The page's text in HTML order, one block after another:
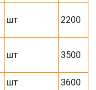
шт 2200
шт 3500
шт
3600